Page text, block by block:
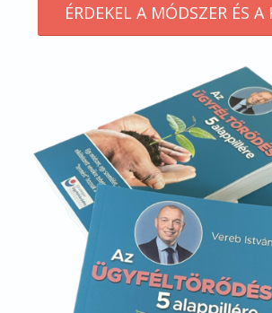
ÉRDEKEL A MÓDSZER ÉS A